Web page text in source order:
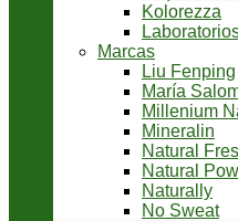
Kolorezza
Marcas
Liu Fenping
María
Millenium
Mineralin
Natural
Natural
Naturally
No Sweat